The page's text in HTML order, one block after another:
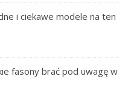
i ciekawe modele na ten
fasony brać pod uwagę w